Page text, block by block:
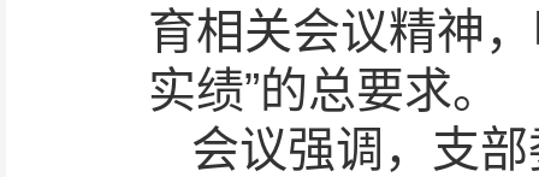
育相关会议精神
实绩”的总要求。
会议强调，支